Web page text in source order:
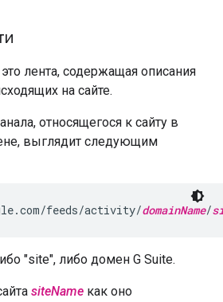
лента, содержащая описания
на сайте.
относящегося к сайту в
выглядит следующим
feeds/activity/domainName/
"site", либо домен G Suite.
siteName как оно